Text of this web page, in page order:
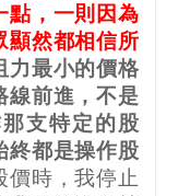
點，一則因為
顯然都相信所
力最小的價格
線前進，不是
支特定的股
終都是操作股
價時，我停止